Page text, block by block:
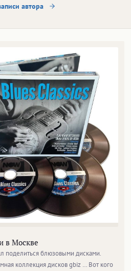
автора
в Москве
поделиться блюзовыми дисками.
коллекция дисков gbiz … Вот кого